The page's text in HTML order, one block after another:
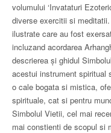
volumului ‘Invataturi
diverse exercitii si meditatii.
ilustrate care au fost
incluzand acordarea
descrierea şi ghidul
acestui instrument spiritual
o cale bogata si mistica,
spirituale, cat si pentru
Simbolul Vietii, cel mai
mai constienti de scopul si